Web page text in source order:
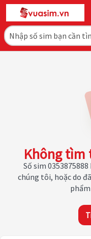
Không tìm
Số sim
chúng tôi, hoặc do